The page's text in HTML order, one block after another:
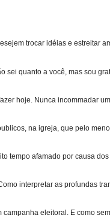
trocar idéias e estreitar
sei quanto a você, mas sou
hoje. Nunca incommadar
na igreja, que pelo
tempo afamado por causa
interpretar as profundas
eleitoral. E como